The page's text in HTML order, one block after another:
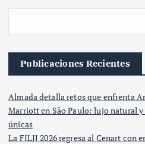
Publicaciones Recientes
Almada detalla retos que enfrenta
Marriott en São Paulo: lujo natural
únicas
La FILIJ 2026 regresa al Cenart con